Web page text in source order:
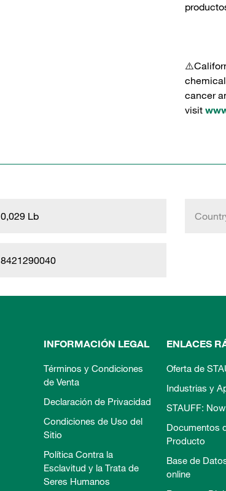
cancer
visit
0,029 Lb
8421290040
INFORMACIÓN LEGAL
Términos y Condiciones
de Venta
Declaración de Privacidad
Condiciones de Uso del
Sitio
Política Contra la
Esclavitud y la Trata de
Seres Humanos
ENLACES
Oferta de
Industrias y
STAUFF: Now
Documentos
Producto
Base de
online